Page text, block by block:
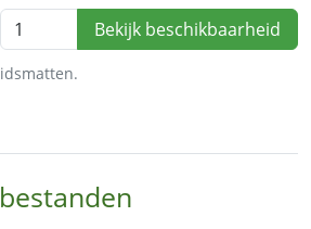
Bekijk beschikbaarheid